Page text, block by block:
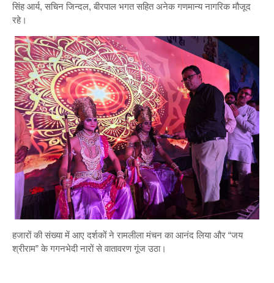
सिंह आर्य, सचिन जिन्दल, बीरपाल भगत सहित अनेक गणमान्य नागरिक मौजूद
रहे।
हजारों की संख्या में आए दर्शकों ने रामलीला मंचन का आनंद लिया और “जय
श्रीराम” के गगनभेदी नारों से वातावरण गूंज उठा।